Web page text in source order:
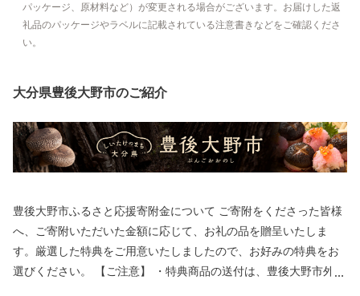
パッケージ、原材料など）が変更される場合がございます。お届けした返
礼品のパッケージやラベルに記載されている注意書きなどをご確認くださ
い。
大分県豊後大野市のご紹介
豊後大野市ふるさと応援寄附金について ご寄附をくださった皆様
へ、ご寄附いただいた金額に応じて、お礼の品を贈呈いたしま
す。厳選した特典をご用意いたしましたので、お好みの特典をお
選びください。 【ご注意】 ・特典商品の送付は、豊後大野市外に